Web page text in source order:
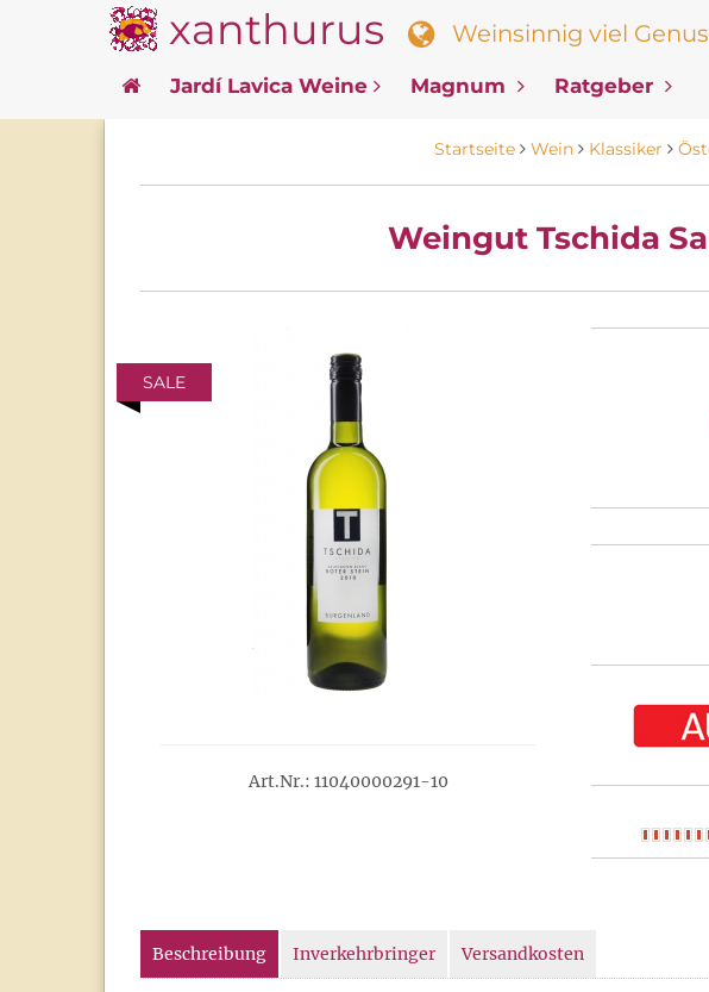
xanthurus Weinsinnig viel
Jardí Lavica Weine Magnum Ratgeber
Startseite Wein Klassiker
Weingut Tschida
SALE
Art.Nr.: 11040000291-10
Beschreibung Inverkehrbringer Versandkosten